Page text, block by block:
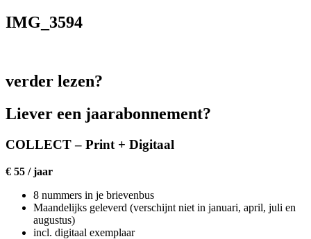
IMG_3594
verder lezen?
Liever een jaarabonnement?
COLLECT – Print + Digitaal
€ 55 / jaar
8 nummers in je brievenbus
Maandelijks geleverd (verschijnt niet in januari, april, juli en
augustus)
incl. digitaal exemplaar